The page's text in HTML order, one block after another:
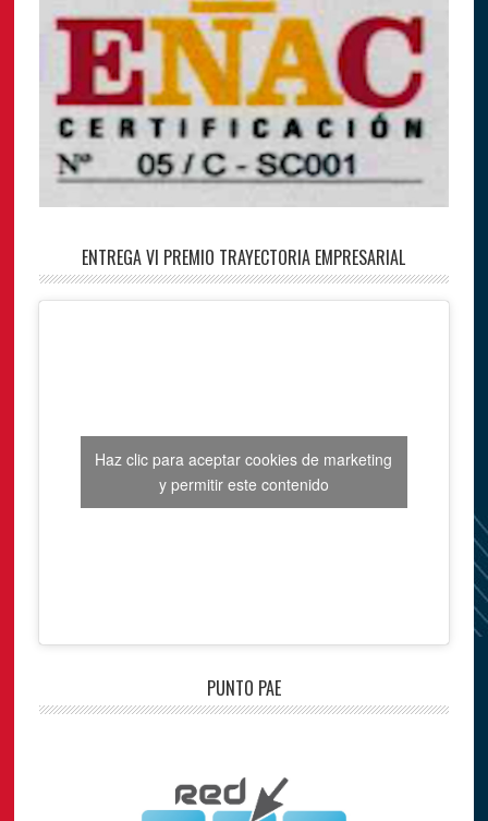
ENTREGA VI PREMIO TRAYECTORIA EMPRESARIAL
Haz clic para aceptar cookies de marketing
y permitir este contenido
PUNTO PAE